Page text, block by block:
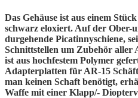
Das Gehäuse ist aus einem
schwarz eloxiert. Auf der Ober-
durgehende Picatinnyschiene,
Schnittstellen um Zubehör aller
ist aus hochfestem Polymer
Adapterplatten für AR-15
man keinen Schaft benötigt,
Waffe mit einer Klapp/-